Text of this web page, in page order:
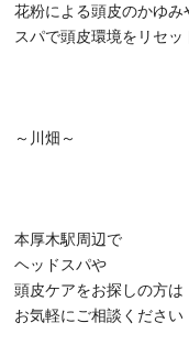
花粉による頭皮のかゆ
スパで頭皮環境をリセッ
～川畑～
本厚木駅周辺で
ヘッドスパや
頭皮ケアをお探しの方は
お気軽にご相談ください